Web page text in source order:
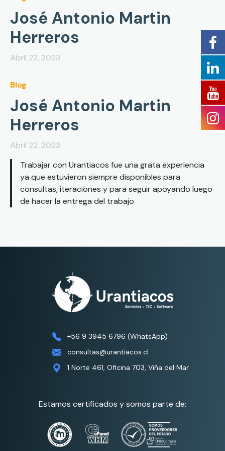
José Antonio Martin
Herreros
Abril 22, 2023
Blog
José Antonio Martin
Herreros
Abril 22, 2023
Trabajar con Urantiacos fue una grata experiencia
ya que estuvieron siempre disponibles para
consultas, iteraciones y para seguir apoyando luego
de hacer la entrega del trabajo
+56 9 3945 6796 (WhatsApp)
consultas@urantiacos.cl
1 Norte 461, Oficina 703, Viña del Mar
Estamos certificados y somos parte de: